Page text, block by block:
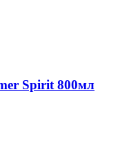
Spirit 800мл